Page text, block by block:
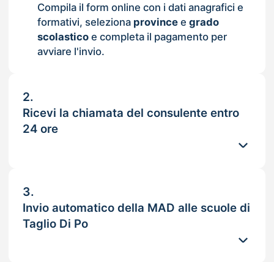
Compila il form online con i dati anagrafici e
formativi, seleziona provincee grado
scolasticoe completa il pagamento per
avviare l'invio.
2.
Ricevi la chiamata del consulente entro
24 ore
3.
Invio automatico della MAD alle scuole di
Taglio Di Po